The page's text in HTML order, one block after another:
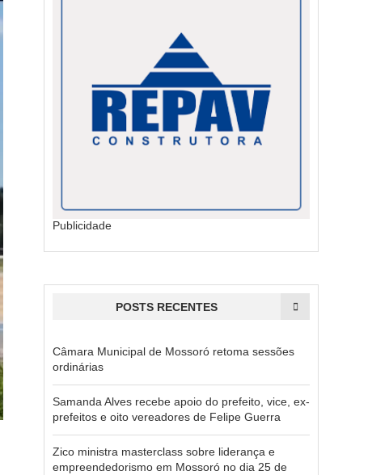
Publicidade
POSTS RECENTES
Câmara Municipal de Mossoró retoma sessões
ordinárias
Samanda Alves recebe apoio do prefeito, vice, ex-
prefeitos e oito vereadores de Felipe Guerra
Zico ministra masterclass sobre liderança e
empreendedorismo em Mossoró no dia 25 de